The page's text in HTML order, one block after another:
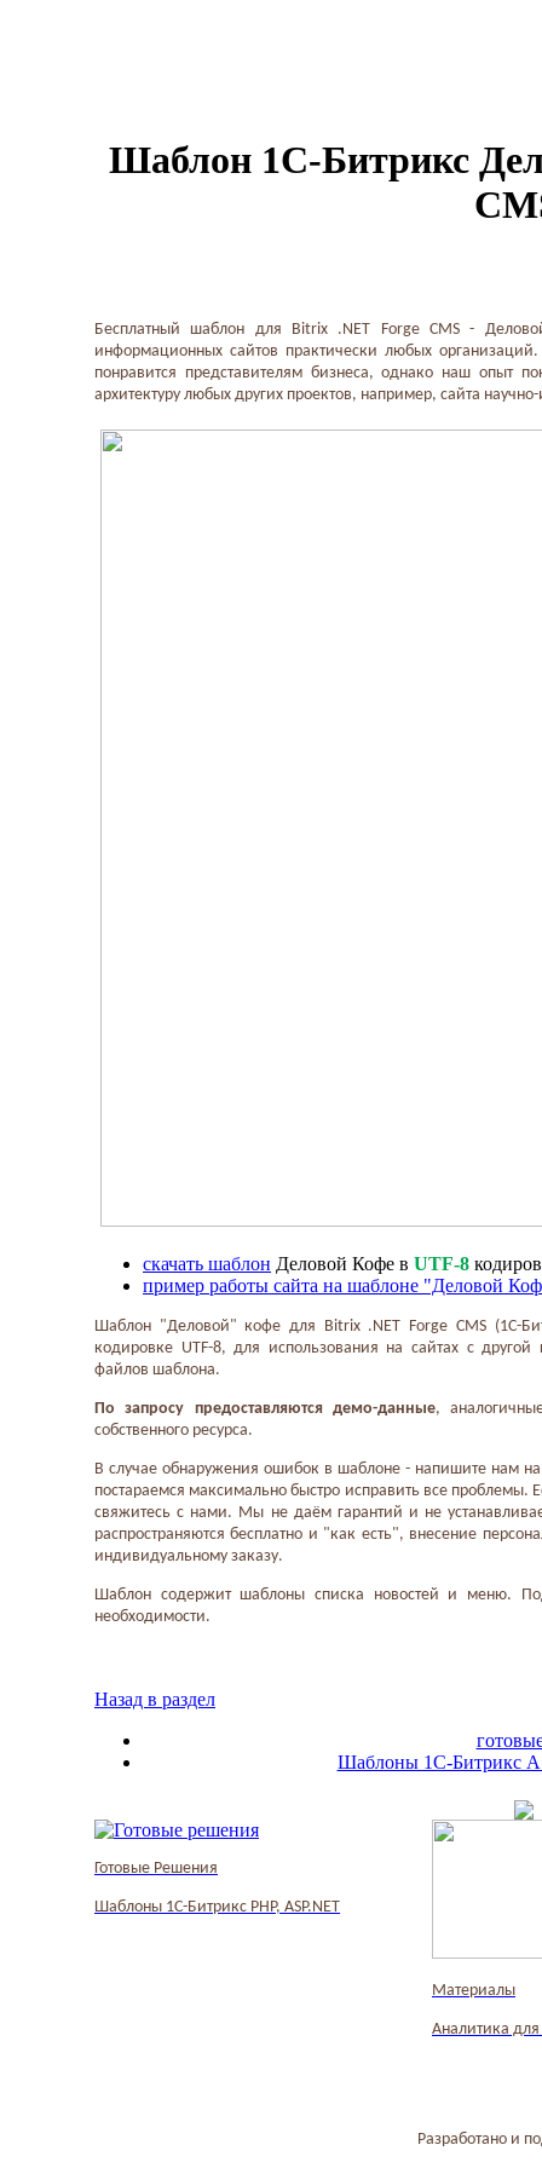
Шаблон 1С-Битрикс
Бесплатный шаблон для Bitrix .NET Forge CMS -
информационных сайтов практически любых
понравится представителям бизнеса, однако наш опыт
архитектуру любых других проектов, например, сайта
скачать шаблон Деловой Кофе в UTF-8
пример работы сайта на шаблоне "Деловой
Шаблон "Деловой" кофе для Bitrix .NET Forge CMS (1С-
кодировке UTF-8, для использования на сайтах с
файлов шаблона.
По запросу предоставляются демо-данные,
собственного ресурса.
В случае обнаружения ошибок в шаблоне - напишите нам
постараемся максимально быстро исправить все
свяжитесь с нами. Мы не даём гарантий и не
распространяются бесплатно и "как есть", внесение
индивидуальному заказу.
Шаблон содержит шаблоны списка новостей и меню.
необходимости.
Назад в раздел
Шаблоны 1С-Битрикс
Готовые Решения
Шаблоны 1С-Битрикс PHP, ASP.NET
Материалы
Аналитика
Разработано и